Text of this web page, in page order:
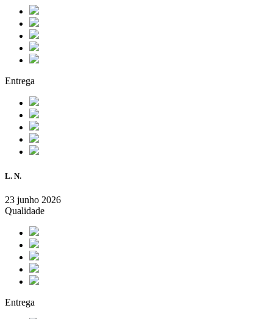
Entrega
L. N.
23 junho 2026
Qualidade
Entrega